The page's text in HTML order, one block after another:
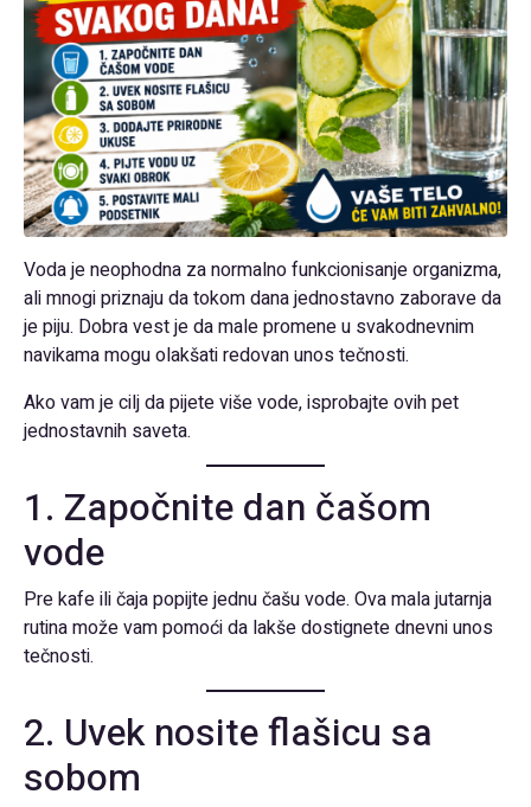
Voda je neophodna za normalno funkcionisanje organizma,
ali mnogi priznaju da tokom dana jednostavno zaborave da
je piju. Dobra vest je da male promene u svakodnevnim
navikama mogu olakšati redovan unos tečnosti.
Ako vam je cilj da pijete više vode, isprobajte ovih pet
jednostavnih saveta.
1. Započnite dan čašom
vode
Pre kafe ili čaja popijte jednu čašu vode. Ova mala jutarnja
rutina može vam pomoći da lakše dostignete dnevni unos
tečnosti.
2. Uvek nosite flašicu sa
sobom